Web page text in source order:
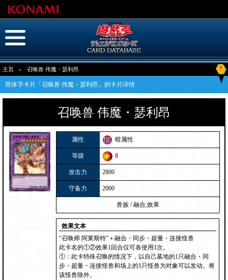
主页 » 召唤兽 伟魔・瑟利昂 ?
简体字卡片「召唤兽 伟魔・瑟利昂」的卡片详情
召唤兽 伟魔・瑟利昂
属性 暗属性
等级 8
攻击力 2800
守备力 2000
兽族 / 融合,效果
效果文本
“召唤师 阿莱斯特”＋融合・同步・超量・连接怪兽
此卡名的①②效果1回合仅可各使用1次。
①：此卡特殊召唤的情况下，以自己墓地的1只融合・同
步・超量・连接怪兽和场上的1只怪兽为对象可以发动。将
该怪兽除外。